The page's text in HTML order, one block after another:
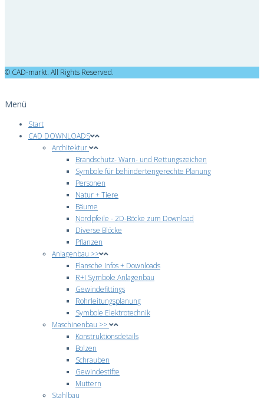
© CAD-markt. All Rights Reserved.
Menü
Start
CAD DOWNLOADS
Architektur
Brandschutz- Warn- und Rettungszeichen
Symbole für behindertengerechte Planung
Personen
Natur + Tiere
Bäume
Nordpfeile - 2D-Böcke zum Download
Diverse Blöcke
Pflanzen
Anlagenbau >>
Flansche Infos + Downloads
R+I Symbole Anlagenbau
Gewindefittings
Rohrleitungsplanung
Symbole Elektrotechnik
Maschinenbau >>
Konstruktionsdetails
Bolzen
Schrauben
Gewindestifte
Muttern
Stahlbau